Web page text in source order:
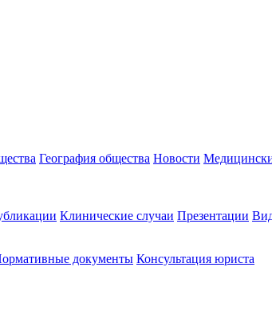
География общества Новости
Клинические случаи Презентации
документы Консультация юриста